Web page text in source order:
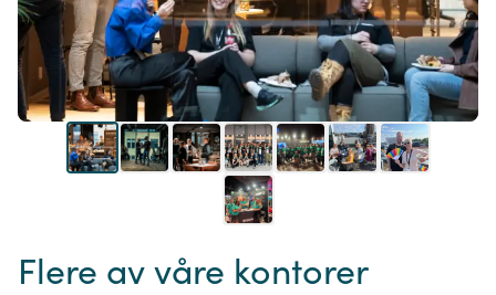
Flere av våre kontorer